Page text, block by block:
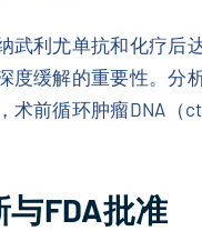
武利尤单抗和化疗后
度缓解的重要性。分
术前循环肿瘤DNA
FDA批准